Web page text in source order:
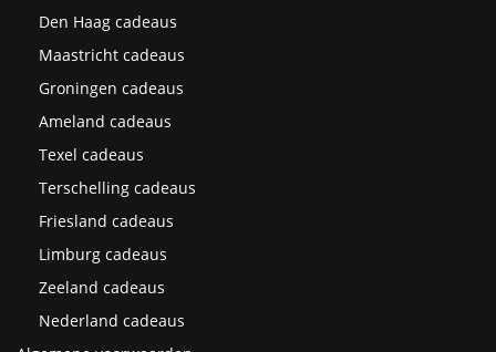
Den Haag cadeaus
Maastricht cadeaus
Groningen cadeaus
Ameland cadeaus
Texel cadeaus
Terschelling cadeaus
Friesland cadeaus
Limburg cadeaus
Zeeland cadeaus
Nederland cadeaus